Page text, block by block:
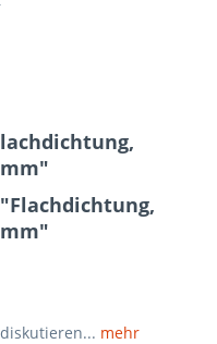
mehr